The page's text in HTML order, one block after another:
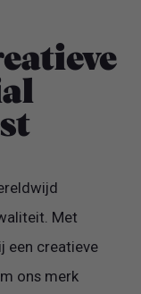
Met
een creatieve
ons merk